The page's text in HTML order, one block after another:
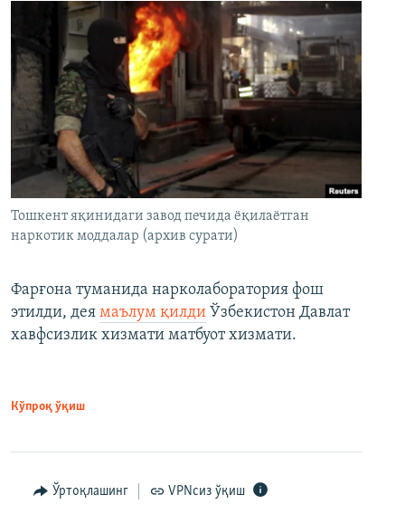
Тошкент яқинидаги завод печида ёқилаётган
наркотик моддалар (архив сурати)
Фарғона туманида нарколаборатория фош
этилди, дея маълум қилди Ўзбекистон Давлат
хавфсизлик хизмати матбуот хизмати.
Кўпроқ ўқиш
Ўртоқлашинг VPNсиз ўқиш